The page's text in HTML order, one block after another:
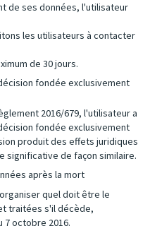
de ses données, l'utilisateur
les utilisateurs à contacter
de 30 jours.
fondée exclusivement
2016/679, l'utilisateur a
fondée exclusivement
produit des effets juridiques
significative de façon similaire.
après la mort
quel doit être le
traitées s'il décède,
7 octobre 2016.